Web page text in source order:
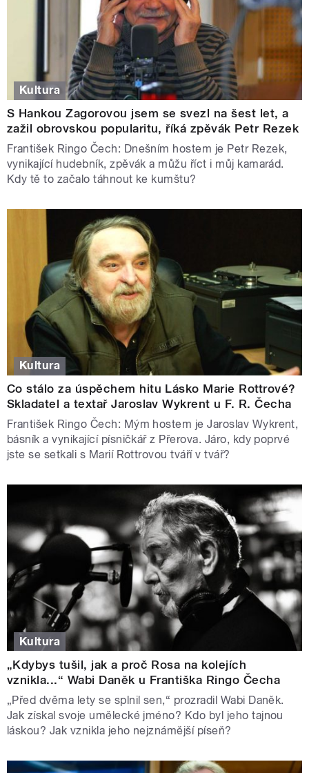
Kultura
S Hankou Zagorovou jsem se svezl na šest let, a
zažil obrovskou popularitu, říká zpěvák Petr Rezek
František Ringo Čech: Dnešním hostem je Petr Rezek,
vynikající hudebník, zpěvák a můžu říct i můj kamarád.
Kdy tě to začalo táhnout ke kumštu?
Kultura
Co stálo za úspěchem hitu Lásko Marie Rottrové?
Skladatel a textař Jaroslav Wykrent u F. R. Čecha
František Ringo Čech: Mým hostem je Jaroslav Wykrent,
básník a vynikající písničkář z Přerova. Járo, kdy poprvé
jste se setkali s Marií Rottrovou tváří v tvář?
Kultura
„Kdybys tušil, jak a proč Rosa na kolejích
vznikla...“ Wabi Daněk u Františka Ringo Čecha
„Před dvěma lety se splnil sen,“ prozradil Wabi Daněk.
Jak získal svoje umělecké jméno? Kdo byl jeho tajnou
láskou? Jak vznikla jeho nejznámější píseň?